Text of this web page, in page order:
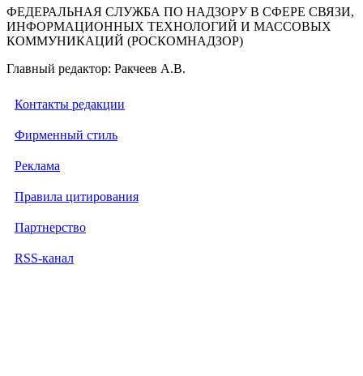
ФЕДЕРАЛЬНАЯ СЛУЖБА ПО НАДЗОРУ В СФЕРЕ СВЯЗИ,
ИНФОРМАЦИОННЫХ ТЕХНОЛОГИЙ И МАССОВЫХ
КОММУНИКАЦИЙ (РОСКОМНАДЗОР)
Главный редактор: Ракчеев А.В.
Контакты редакции
Фирменный стиль
Реклама
Правила цитирования
Партнерство
RSS-канал